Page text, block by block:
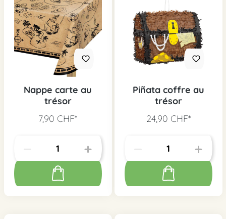
Nappe carte au
trésor
7,90 CHF*
Piñata coffre au
trésor
24,90 CHF*